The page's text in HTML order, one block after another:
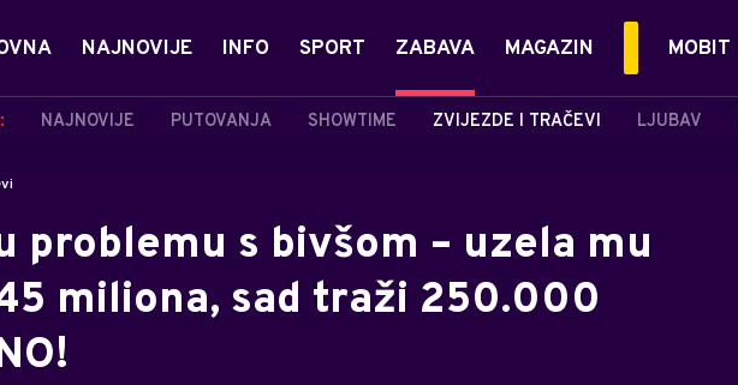
NAJNOVIJE INFO SPORT ZABAVA
NAJNOVIJE PUTOVANJA SHOWTIME ZVIJEZDE I TRAČEVI LJUBAV
MAGAZIN MOBIT
problemu s bivšom – uzela mu
miliona, sad traži 250.000